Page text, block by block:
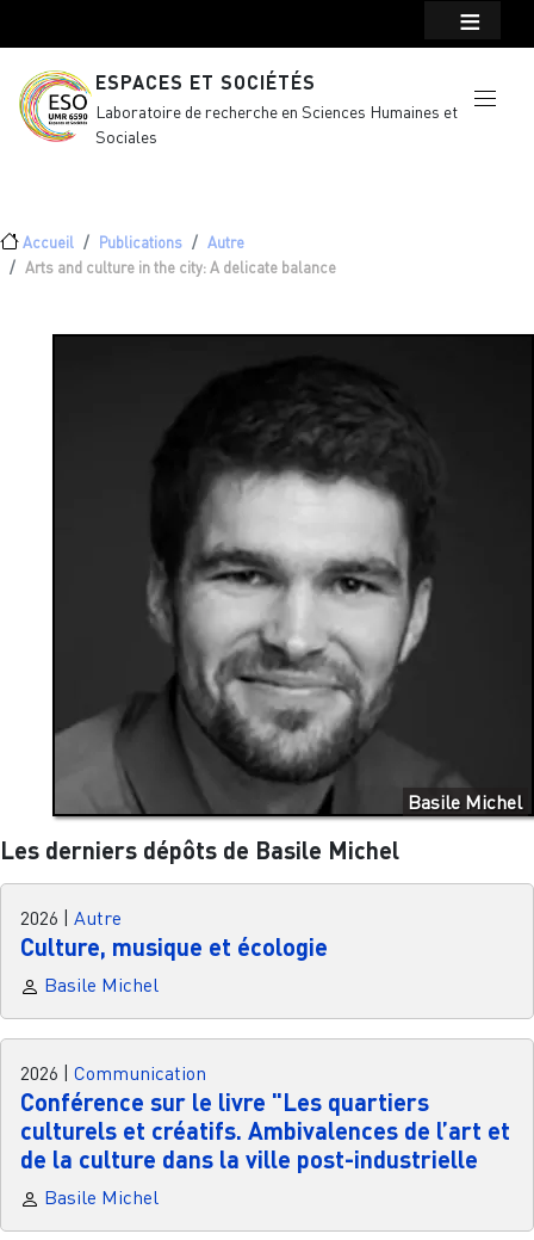
ESPACES ET SOCIÉTÉS
Laboratoire de recherche en Sciences Humaines et
Sociales
Fil d'Ariane
Accueil Publications
Autre
Arts and culture in the city: A delicate balance
Basile Michel
Les derniers dépôts de Basile Michel
2026 Autre
Culture, musique et écologie
Basile Michel
2026 Communication
Conférence sur le livre "Les quartiers
culturels et créatifs. Ambivalences de l’art et
de la culture dans la ville post-industrielle
Basile Michel